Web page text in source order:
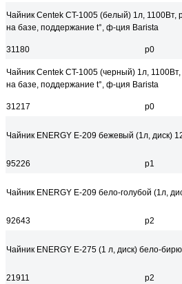
Чайник Centek CT-1005 (белый) 1л, 1100Вт,
на базе, поддержание t°, ф-ция Barista
31180 р0
Чайник Centek CT-1005 (черный) 1л, 1100Вт,
на базе, поддержание t°, ф-ция Barista
31217 р0
Чайник ENERGY E-209 бежевый (1л, диск)
95226 р1
Чайник ENERGY E-209 бело-голубой (1л,
92643 р2
Чайник ENERGY E-275 (1 л, диск) бело-
21911 р2